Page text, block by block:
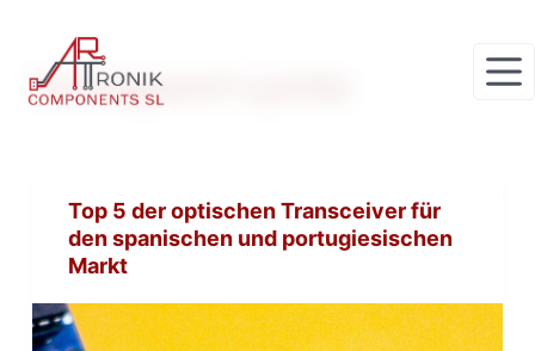
m
s
p
Schlagwort
Top 5 der optischen Transceiver für
den spanischen und portugiesischen
Markt